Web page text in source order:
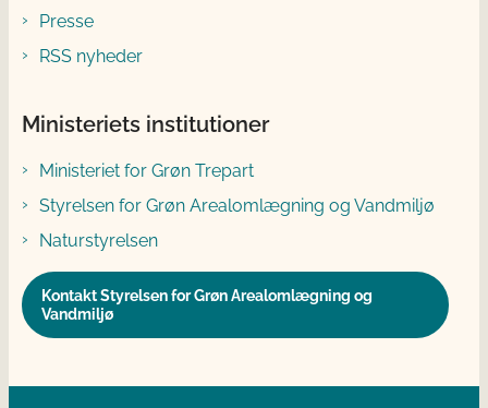
Presse
RSS nyheder
Ministeriets institutioner
Ministeriet for Grøn Trepart
Styrelsen for Grøn Arealomlægning og Vandmiljø
Naturstyrelsen
Kontakt Styrelsen for Grøn Arealomlægning og
Vandmiljø